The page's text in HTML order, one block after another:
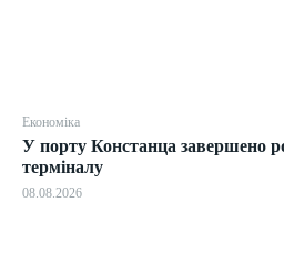
Економіка
У порту Констанца завершено
терміналу
08.08.2026